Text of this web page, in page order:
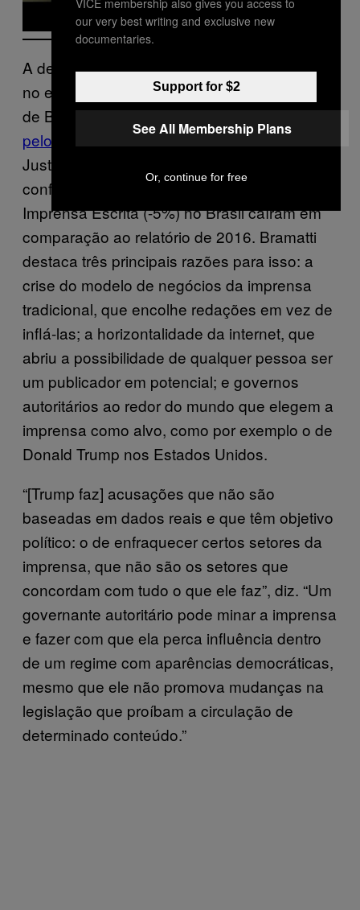
A descrença na imprensa como instituição,
no entanto, não é exclusividade dos eleitores
de Bolsonaro. Segundodados coletados
pelo ICJBrasil
(Índice de Confiança na
Justiça) em 24 de outubro de 2017, a
confiabilidade nas Emissoras de TV (-9%) e
Imprensa Escrita (-5%) no Brasil caíram em
comparação ao relatório de 2016. Bramatti
destaca três principais razões para isso: a
crise do modelo de negócios da imprensa
tradicional, que encolhe redações em vez de
inflá-las; a horizontalidade da internet, que
abriu a possibilidade de qualquer pessoa ser
um publicador em potencial; e governos
autoritários ao redor do mundo que elegem a
imprensa como alvo, como por exemplo o de
Donald Trump nos Estados Unidos.
“[Trump faz] acusações que não são
baseadas em dados reais e que têm objetivo
político: o de enfraquecer certos setores da
imprensa, que não são os setores que
concordam com tudo o que ele faz”, diz. “Um
governante autoritário pode minar a imprensa
e fazer com que ela perca influência dentro
de um regime com aparências democráticas,
mesmo que ele não promova mudanças na
legislação que proíbam a circulação de
determinado conteúdo.”
our very best writing and exclusive new
documentaries.
Support for $2
See All Membership Plans
Or, continue for free